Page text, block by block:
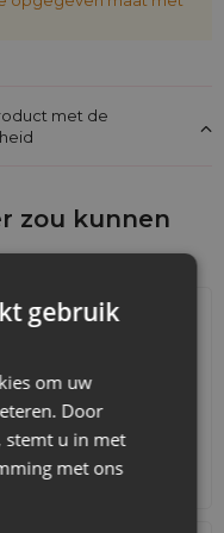
in wit (25 stuks)
met de
zou kunnen
Katoenen zakjes
gebruik
om uw
Door
stemt u in met
met ons